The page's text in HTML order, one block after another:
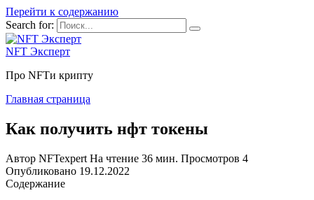
Перейти к содержанию
Search for:
NFT Эксперт
Про NFTи крипту
Главная страница
Как получить нфт токены
Автор NFTexpert На чтение 36 мин. Просмотров 4
Опубликовано 19.12.2022
Содержание